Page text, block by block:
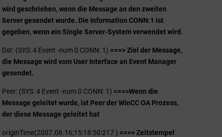
wird geschrieben, wenn die Message an den zweiten
Server gesendet wurde. Die Information CONN:1 ist
gegeben, wenn ein Single Server-System verwendet wird.
Dst: (SYS: 4 Event -num 0 CONN: 1) ===> Ziel der Message,
die Message wird vom User Interface an Event Manager
gesendet.
Peer: (SYS: 4 Event -num 0 CONN: 1) ===>Wenn die
Message geleitet wurde, ist Peer der WinCC OA Prozess,
der diese Message geleitet hat
originTime(2007.06.16;15:18:50:217 ) ===>Zeitstempel